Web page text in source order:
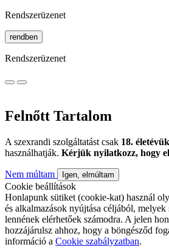
Rendszerüzenet
rendben
Rendszerüzenet
Felnőtt Tartalom
A szexrandi szolgáltatást csak 18.
használhatják. Kérjük nyilatkozz, hogy
Nem múltam Igen, elmúltam
Cookie beállítások
Honlapunk sütiket (cookie-kat) használ
és alkalmazások nyújtása céljából,
lennének elérhetőek számodra. A jelen
hozzájárulsz ahhoz, hogy a böngésződ
információ a Cookie szabályzatban.